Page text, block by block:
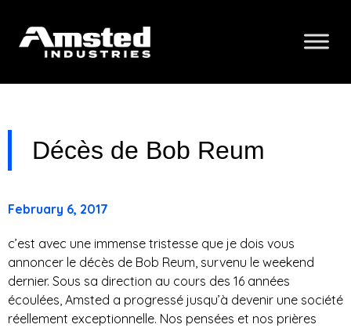
Décès de Bob Reum
February 6, 2017
c’est avec une immense tristesse que je dois vous
annoncer le décès de Bob Reum, survenu le weekend
dernier. Sous sa direction au cours des 16 années
écoulées, Amsted a progressé jusqu’à devenir une société
réellement exceptionnelle. Nos pensées et nos prières